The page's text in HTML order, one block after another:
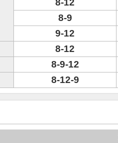
8-12
8-9
9-12
8-12
8-9-12
8-12-9